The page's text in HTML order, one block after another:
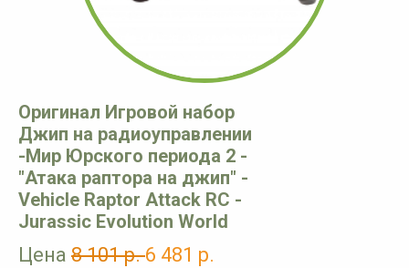
Оригинал Игровой набор
Джип на радиоуправлении
-Мир Юрского периода 2 -
"Атака раптора на джип" -
Vehicle Raptor Attack RC -
Jurassic Evolution World
Цена 8 101 р.6 481 р.